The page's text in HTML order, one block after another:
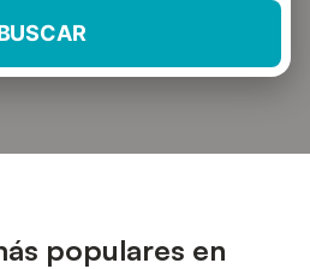
populares en